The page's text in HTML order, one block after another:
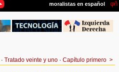
· Tratado veinte y uno· Capítulo primero>